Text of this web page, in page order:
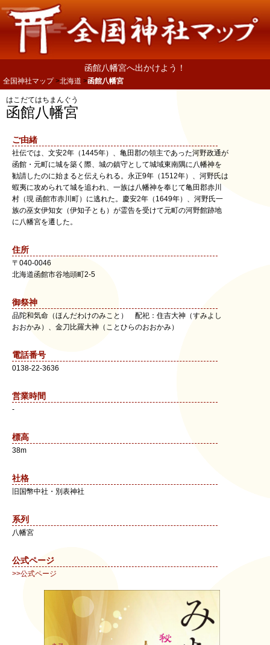
函館八幡宮へ出かけよう！
全国神社マップ 北海道 函館八幡宮
函館八幡宮
はこだてはちまんぐう
ご由緒
社伝では、文安2年（1445年）、亀田郡の領主であった河野政通が
函館・元町に城を築く際、城の鎮守として城域東南隅に八幡神を
勧請したのに始まると伝えられる。永正9年（1512年）、河野氏は
蝦夷に攻められて城を追われ、一族は八幡神を奉じて亀田郡赤川
村（現 函館市赤川町）に逃れた。慶安2年（1649年）、河野氏一
族の巫女伊知女（伊知子とも）が霊告を受けて元町の河野館跡地
に八幡宮を遷した。
住所
〒 040-0046
北海道函館市谷地頭町2-5
御祭神
品陀和気命（ほんだわけのみこと） 配祀：住吉大神（すみよし
おおかみ）、金刀比羅大神（ことひらのおおかみ）
電話番号
0138-22-3636
営業時間
-
標高
38m
社格
旧国幣中社・別表神社
系列
八幡宮
公式ページ
>>公式ページ